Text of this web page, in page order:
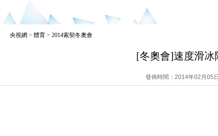
央視網 > 體育 > 2014索契冬奧會
[冬奧會]速度滑冰
發佈時間：2014年02月05